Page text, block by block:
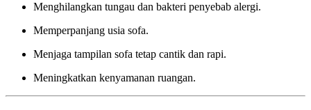
Menghilangkan tungau dan bakteri penyebab alergi.
Memperpanjang usia sofa.
Menjaga tampilan sofa tetap cantik dan rapi.
Meningkatkan kenyamanan ruangan.